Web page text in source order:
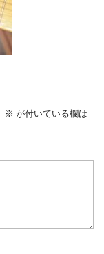
※ が付いている欄は